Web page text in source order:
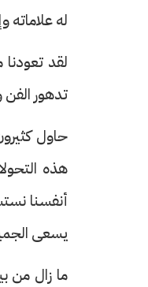
له علاماته
تدهور الفن
حاول
هذه
أنفسنا
يسعى
ما زال من